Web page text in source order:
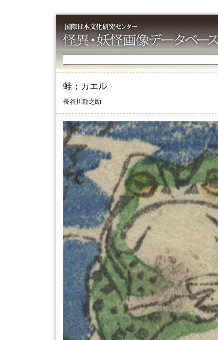
蛙；カエル
長谷川勘之助